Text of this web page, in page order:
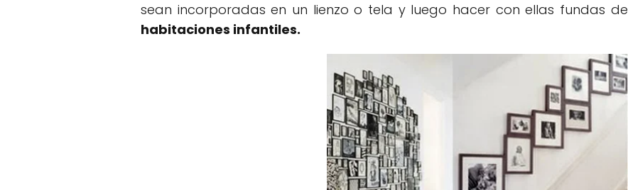
sean incorporadas en un lienzo o tela y luego hacer con ellas fundas de
habitaciones infantiles.